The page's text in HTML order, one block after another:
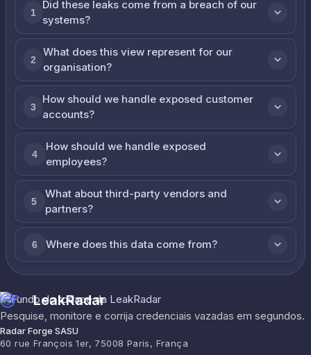
1
Did these leaks come from a breach of our
systems?
2
What does this view represent for our
organisation?
3
How should we handle exposed customer
accounts?
4
How should we handle exposed
employees?
5
What about third-party vendors and
partners?
6 Where does this data come from?
LeakRadar
Pesquise, monitore e corrija credenciais vazadas em segundos.
Radar Forge SASU
60 rue François 1er, 75008 Paris, França